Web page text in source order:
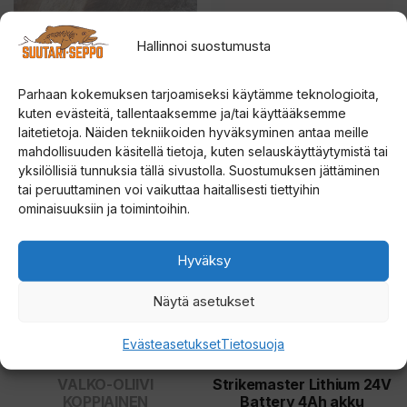
Hallinnoi suostumusta
Parhaan kokemuksen tarjoamiseksi käytämme teknologioita,
kuten evästeitä, tallentaaksemme ja/tai käyttääksemme
laitetietoja. Näiden tekniikoiden hyväksyminen antaa meille
mahdollisuuden käsitellä tietoja, kuten selauskäyttäytymistä tai
yksilöllisiä tunnuksia tällä sivustolla. Suostumuksen jättäminen
tai peruuttaminen voi vaikuttaa haitallisesti tiettyihin
ominaisuuksiin ja toimintoihin.
Hyväksy
Näytä asetukset
EvästeasetuksetTietosuoja
PERUS-VALKO
KOPPIAINEN
4.71
5:stä
14,00 €
Valitse vaihtoehdoista
valinnat
tuotteen
sivulla.
Snap Cover Lite-Flite
5.00
5:stä
19,90€ – 24,90€
19,90 €
-
24,90
Valitse vaihtoehdoista
valinnat
VALKO-OLIIVI
KOPPIAINEN
Tällä
tuotteella
on
muunnelma.
tuotteen
Strikemaster Lithium 24V
Battery 4Ah akku